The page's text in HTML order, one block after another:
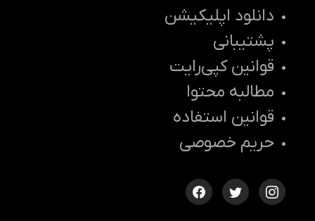
دانلود اپلیکیشن
پشتیبانی
قوانین کپی‌رایت
مطالبه محتوا
قوانین استفاده
حریم خصوصی